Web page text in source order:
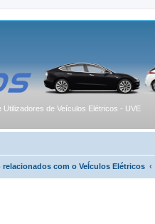
de Veículos Elétricos - UVE
relacionados com o VeÍculos Elétricos